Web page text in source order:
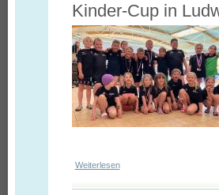
Kinder-Cup in
Weiterlesenüber Kinder-Cup in